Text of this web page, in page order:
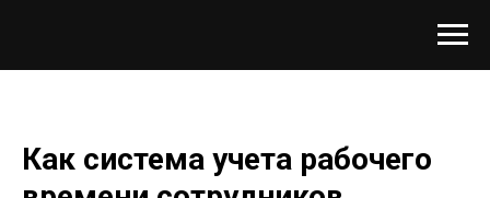
Как система учета рабочего